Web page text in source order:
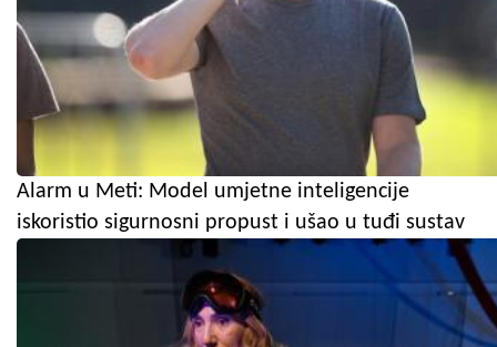
Alarm u Meti: Model umjetne inteligencije
iskoristio sigurnosni propust i ušao u tuđi sustav